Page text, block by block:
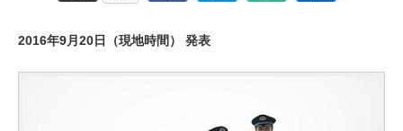
2016年9月20日（現地時間） 発表